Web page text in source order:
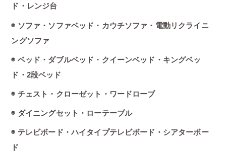
ド・レンジ台
◉ ソファ・ソファベッド・カウチソファ・電動リクライニ
ングソファ
◉ ベッド・ダブルベッド・クイーンベッド・キングベッ
ド・2段ベッド
◉ チェスト・クローゼット・ワードローブ
◉ ダイニングセット・ローテーブル
◉ テレビボード・ハイタイプテレビボード・シアターボー
ド